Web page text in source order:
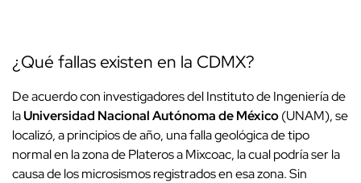
¿Qué fallas existen en la CDMX?
De acuerdo con investigadores del Instituto de Ingeniería de
laUniversidad Nacional Autónoma de México(UNAM), se
localizó, a principios de año, una falla geológica de tipo
normal en la zona de Plateros a Mixcoac, la cual podría ser la
causa de los microsismos registrados en esa zona. Sin